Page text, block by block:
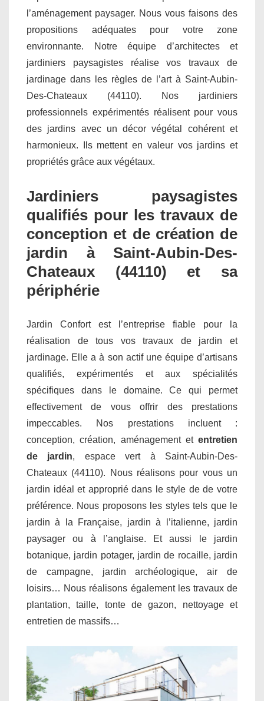
l’aménagement paysager. Nous vous faisons des
propositions adéquates pour votre zone
environnante. Notre équipe d’architectes et
jardiniers paysagistes réalise vos travaux de
jardinage dans les règles de l’art à Saint-Aubin-
Des-Chateaux (44110). Nos jardiniers
professionnels expérimentés réalisent pour vous
des jardins avec un décor végétal cohérent et
harmonieux. Ils mettent en valeur vos jardins et
propriétés grâce aux végétaux.
Jardiniers paysagistes
qualifiés pour les travaux de
conception et de création de
jardin à Saint-Aubin-Des-
Chateaux (44110) et sa
périphérie
Jardin Confort est l’entreprise fiable pour la
réalisation de tous vos travaux de jardin et
jardinage. Elle a à son actif une équipe d’artisans
qualifiés, expérimentés et aux spécialités
spécifiques dans le domaine. Ce qui permet
effectivement de vous offrir des prestations
impeccables. Nos prestations incluent :
conception, création, aménagement et entretien
de jardin, espace vert à Saint-Aubin-Des-
Chateaux (44110). Nous réalisons pour vous un
jardin idéal et approprié dans le style de de votre
préférence. Nous proposons les styles tels que le
jardin à la Française, jardin à l’italienne, jardin
paysager ou à l’anglaise. Et aussi le jardin
botanique, jardin potager, jardin de rocaille, jardin
de campagne, jardin archéologique, air de
loisirs… Nous réalisons également les travaux de
plantation, taille, tonte de gazon, nettoyage et
entretien de massifs…